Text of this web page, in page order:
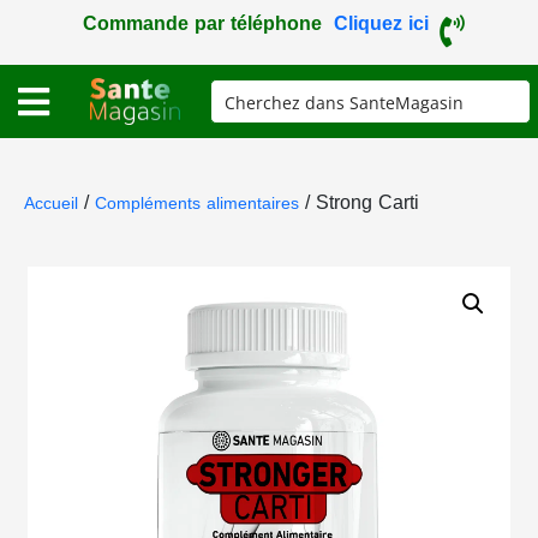
Commande par téléphone Cliquez ici
Accueil/Compléments alimentaires/ Strong Carti